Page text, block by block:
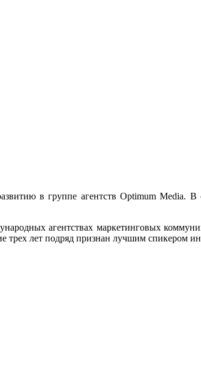
в группе агентств Optimum Media. В
агентствах маркетинговых
трех лет подряд признан лучшим спикером